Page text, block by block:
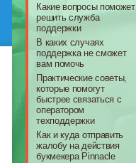
Какие вопросы поможет
решить служба
поддержки
В каких случаях
поддержка не сможет
вам помочь
Практические советы,
которые помогут
быстрее связаться с
оператором
техподдержки
Как и куда отправить
жалобу на действия
букмекера Pinnacle